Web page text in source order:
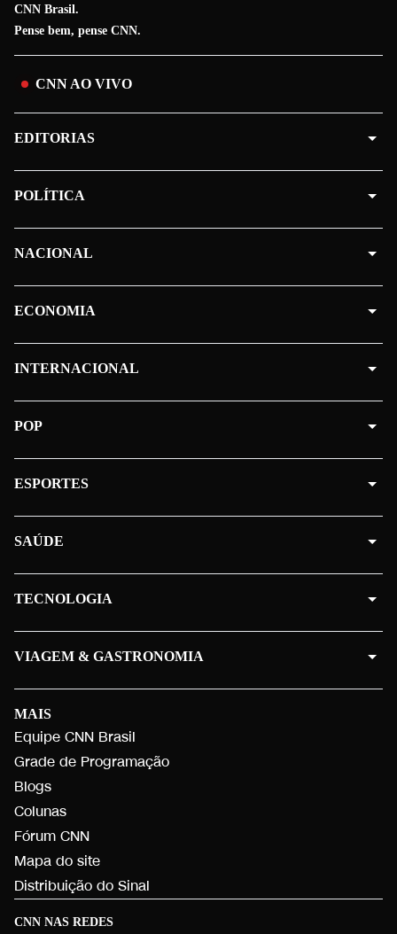
CNN Brasil.
Pense bem, pense CNN.
CNN AO VIVO
CNN NAS REDES
MAIS
Equipe CNN Brasil
Grade de Programação
Blogs
Colunas
Fórum CNN
Mapa do site
Distribuição do Sinal
EDITORIAS
POLÍTICA
NACIONAL
ECONOMIA
INTERNACIONAL
POP
ESPORTES
SAÚDE
TECNOLOGIA
VIAGEM & GASTRONOMIA